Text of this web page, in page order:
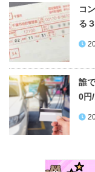
コ
る
誰
0円